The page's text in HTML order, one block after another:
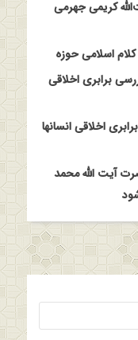
کریمی جهرمی
اسلامی حوزه
برابری اخلاقی
اخلاقی انسانها
آیت الله محمد